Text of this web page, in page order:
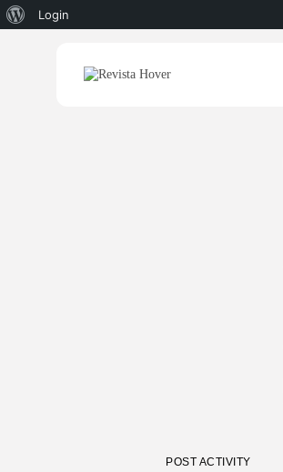
Sobre
WordPress
Login
Search
for:
POST ACTIVITY